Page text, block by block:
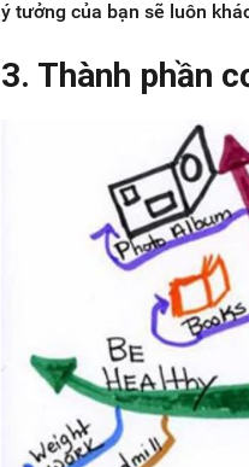
ý tưởng của bạn sẽ luôn
3. Thành phần